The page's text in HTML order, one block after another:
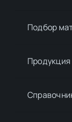
Подбор
Продукция